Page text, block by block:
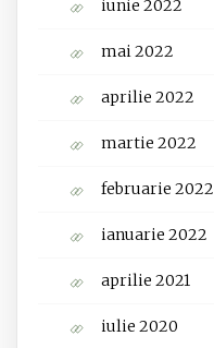
iunie 2022
mai 2022
aprilie 2022
martie 2022
februarie 2022
ianuarie 2022
aprilie 2021
iulie 2020